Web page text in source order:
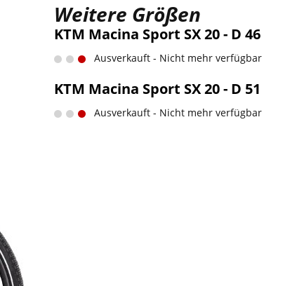
Weitere Größen
KTM Macina Sport SX 20 - D 46
Ausverkauft - Nicht mehr verfügbar
KTM Macina Sport SX 20 - D 51
Ausverkauft - Nicht mehr verfügbar